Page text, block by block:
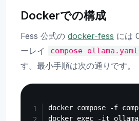
Dockerでの構成
Fess 公式の docker-fess には
ーレイ
compose-ollama.yaml
す。最小手順は次の通りです。
docker compose -f